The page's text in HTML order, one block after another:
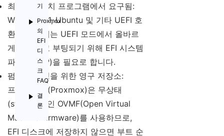
기
Proxmox
의
EFI
디
스
크
FAQ
결
론
최신 OS 설치 프로그램에서 요구됨:
Windows 11, Ubuntu 및 기타 UEFI 호
환 운영체제는 UEFI 모드에서 올바르
게 설치되고 부팅되기 위해 EFI 시스템
파티션(ESP)을 필요로 합니다.
펌웨어 설정을 위한 영구 저장소:
프록시엠알(Proxmox)은 무상태
(stateless)인 OVMF(Open Virtual
Machine Firmware)를 사용하므로,
EFI 디스크에 저장하지 않으면 부트 순